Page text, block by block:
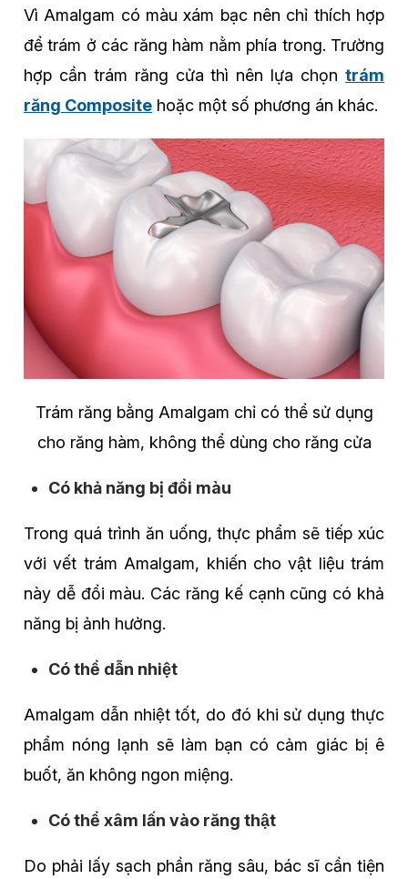
Vì Amalgam có màu xám bạc nên chỉ thích hợp
để trám ở các răng hàm nằm phía trong. Trường
hợp cần trám răng cửa thì nên lựa chọn trám
răng Composite hoặc một số phương án khác.
Trám răng bằng Amalgam chỉ có thể sử dụng
cho răng hàm, không thể dùng cho răng cửa
Có khả năng bị đổi màu
Trong quá trình ăn uống, thực phẩm sẽ tiếp xúc
với vết trám Amalgam, khiến cho vật liệu trám
này dễ đổi màu. Các răng kế cạnh cũng có khả
năng bị ảnh hưởng.
Có thể dẫn nhiệt
Amalgam dẫn nhiệt tốt, do đó khi sử dụng thực
phẩm nóng lạnh sẽ làm bạn có cảm giác bị ê
buốt, ăn không ngon miệng.
Có thể xâm lấn vào răng thật
Do phải lấy sạch phần răng sâu, bác sĩ cần tiện